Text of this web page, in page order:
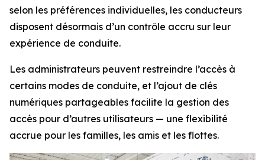
selon les préférences individuelles, les conducteurs
disposent désormais d’un contrôle accru sur leur
expérience de conduite.
Les administrateurs peuvent restreindre l’accès à
certains modes de conduite, et l’ajout de clés
numériques partageables facilite la gestion des
accès pour d’autres utilisateurs — une flexibilité
accrue pour les familles, les amis et les flottes.